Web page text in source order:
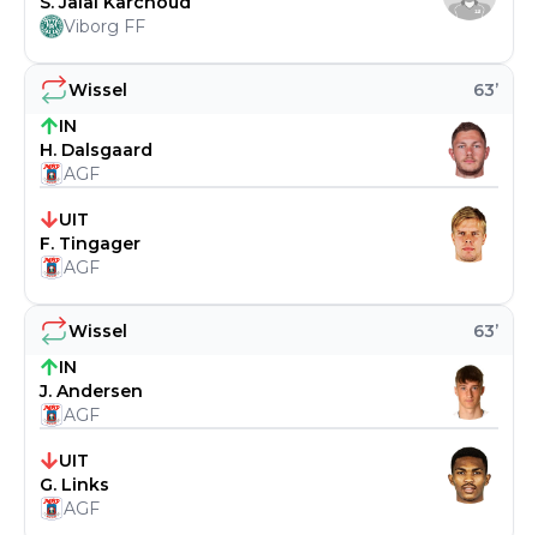
Wissel 63’
IN
J. Andersen
AGF
UIT
G. Links
AGF
Wissel 63’
IN
H. Dalsgaard
AGF
UIT
F. Tingager
AGF
Viborg FF